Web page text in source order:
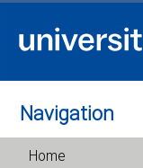
Navigation
Home